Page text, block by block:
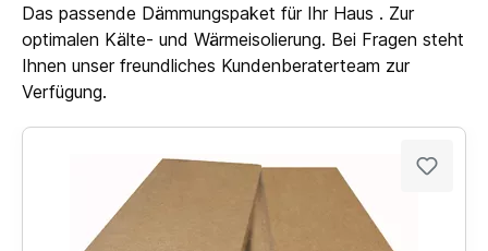
Das passende Dämmungspaket für Ihr Haus . Zur
optimalen Kälte- und Wärmeisolierung. Bei Fragen steht
Ihnen unser freundliches Kundenberaterteam zur
Verfügung.